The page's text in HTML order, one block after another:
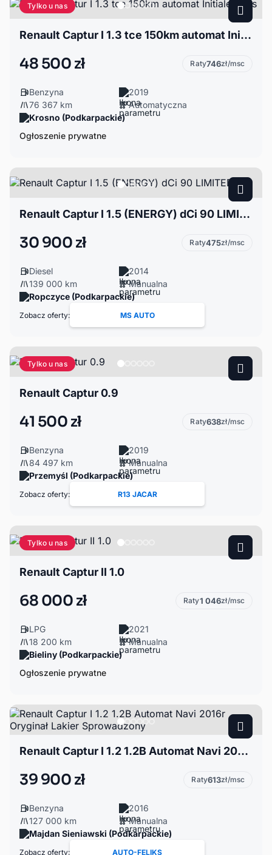
Tylko u nas
Renault Captur I 1.3 tce 150km automat Initiale Paris
48 500 zł Raty746zł/msc
Benzyna
2019
76 367 km
Automatyczna
Krosno (Podkarpackie)
Ogłoszenie prywatne
Renault Captur I 1.5 (ENERGY) dCi 90 LIMITED
30 900 zł Raty475zł/msc
Diesel
2014
139 000 km
Manualna
Ropczyce (Podkarpackie)
Zobacz oferty: MS AUTO
Tylko u nas
Renault Captur 0.9
41 500 zł Raty638zł/msc
Benzyna
2019
84 497 km
Manualna
Przemyśl (Podkarpackie)
Zobacz oferty: R13 JACAR
Tylko u nas
Renault Captur II 1.0
68 000 zł Raty1 046zł/msc
LPG
2021
18 200 km
Manualna
Bieliny (Podkarpackie)
Ogłoszenie prywatne
Renault Captur I 1.2 1.2B Automat Navi 2016r Oryginał Lakier Sprowadzony
39 900 zł Raty613zł/msc
Benzyna
2016
127 000 km
Manualna
Majdan Sieniawski (Podkarpackie)
Zobacz oferty: AUTO-FELIKS